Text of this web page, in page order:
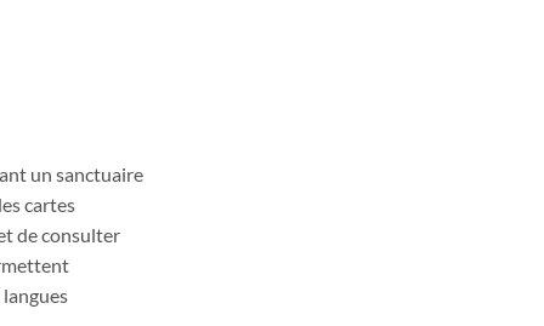
un sanctuaire
cartes
de consulter